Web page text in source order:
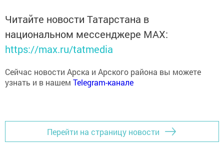
Читайте новости Татарстана в
национальном мессенджере MАХ:
https://max.ru/tatmedia
узнать и в нашемTelegram-канале
Перейти на страницу новости